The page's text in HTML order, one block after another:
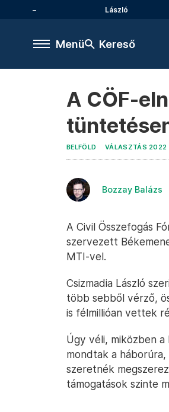
László
Menü Kereső
A CÖF-
BELFÖLD VÁLASZTÁS 2022
Bozzay Balázs
A Civil Összefogás
szervezett
MTI-vel.
Csizmadia László
több sebből vérző,
is félmillióan vettek
Úgy véli, miközben
mondtak a
szeretnék
támogatások szinte